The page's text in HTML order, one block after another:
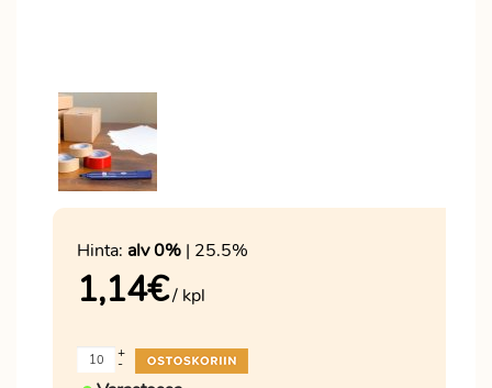
Hinta: alv 0% | 25.5%
1,14€/ kpl
-
+